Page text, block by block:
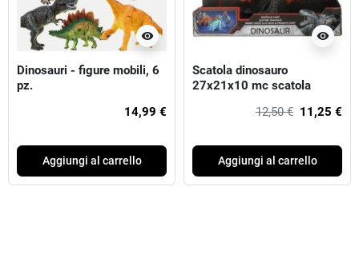
visibility
Dinosauri - figure mobili, 6
pz.
14,99 €
Aggiungi al carrello
visibility
Scatola dinosauro
27x21x10 mc scatola
12,50 € 11,25 €
Aggiungi al carrello